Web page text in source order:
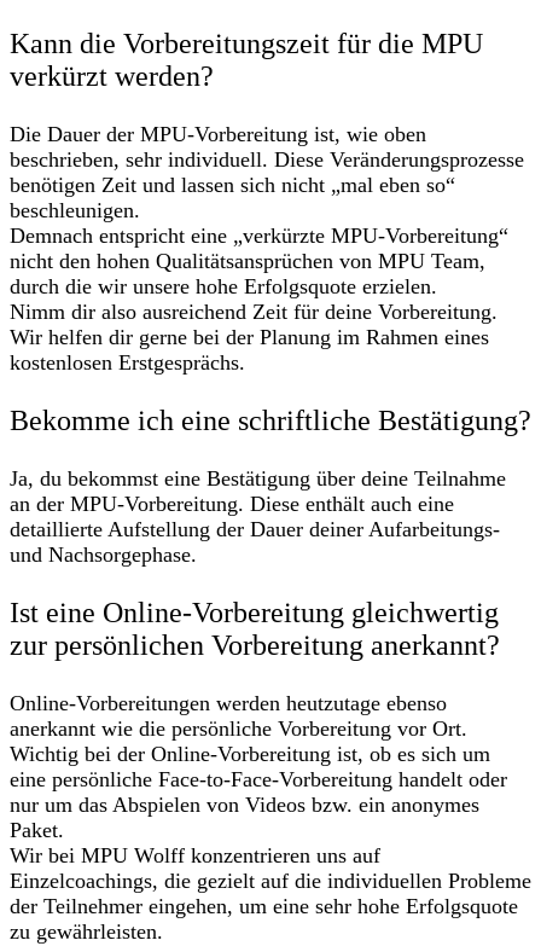
Kann die Vorbereitungszeit für die MPU
verkürzt werden?
Die Dauer der MPU-Vorbereitung ist, wie oben
beschrieben, sehr individuell. Diese Veränderungsprozesse
benötigen Zeit und lassen sich nicht „mal eben so“
beschleunigen.
Demnach entspricht eine „verkürzte MPU-Vorbereitung“
nicht den hohen Qualitätsansprüchen von MPU Team,
durch die wir unsere hohe Erfolgsquote erzielen.
Nimm dir also ausreichend Zeit für deine Vorbereitung.
Wir helfen dir gerne bei der Planung im Rahmen eines
kostenlosen Erstgesprächs.
Bekomme ich eine schriftliche Bestätigung?
Ja, du bekommst eine Bestätigung über deine Teilnahme
an der MPU-Vorbereitung. Diese enthält auch eine
detaillierte Aufstellung der Dauer deiner Aufarbeitungs-
und Nachsorgephase.
Ist eine Online-Vorbereitung gleichwertig
zur persönlichen Vorbereitung anerkannt?
Online-Vorbereitungen werden heutzutage ebenso
anerkannt wie die persönliche Vorbereitung vor Ort.
Wichtig bei der Online-Vorbereitung ist, ob es sich um
eine persönliche Face-to-Face-Vorbereitung handelt oder
nur um das Abspielen von Videos bzw. ein anonymes
Paket.
Wir bei MPU Wolff konzentrieren uns auf
Einzelcoachings, die gezielt auf die individuellen Probleme
der Teilnehmer eingehen, um eine sehr hohe Erfolgsquote
zu gewährleisten.